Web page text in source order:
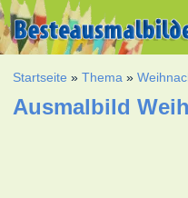
Startseite »Thema »
Ausmalbild